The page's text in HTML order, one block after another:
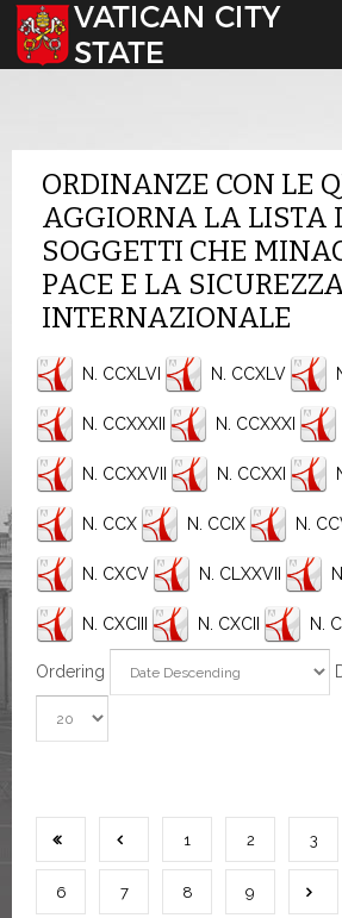
Select your language
ORDINANZE CON LE
AGGIORNA LA LISTA
SOGGETTI CHE
PACE E LA
INTERNAZIONALE
N. CCXLVI N. CCXLV
N. CCXXXII N. CCXXXI
N. CCXXVII N. CCXXI
N. CCX N. CCIX N.
N. CXCV N. CLXXVII
N. CXCIII N. CXCII N.
Ordering
1 2 3
6 7 8 9